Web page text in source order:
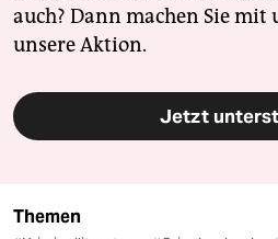
auch? Dann machen Sie
unsere Aktion.
Jetzt
Themen